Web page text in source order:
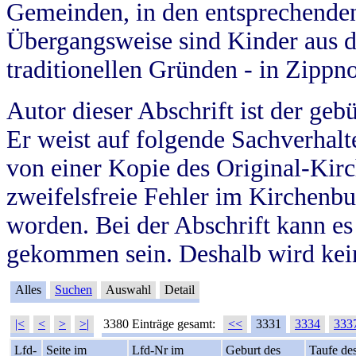
Gemeinden, in den
Übergangsweise sind Kinder aus
traditionellen Gründen - in
Autor dieser Abschrift ist der
Er weist auf folgende
von einer Kopie des Original-
zweifelsfreie Fehler im
worden. Bei der Abschrift kann
gekommen sein. Deshalb wird
Alles Suchen Auswahl Detail
|< < > >| 3380 Einträge gesamt: << 3331 3334
Lfd-
Seite im Lfd-Nr im Geburt des Taufe